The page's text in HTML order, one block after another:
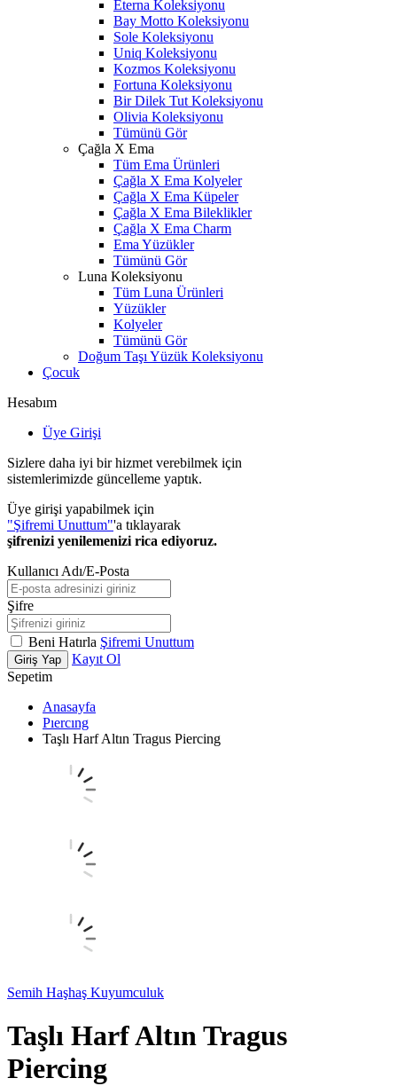
Eterna Koleksiyonu
Bay Motto Koleksiyonu
Sole Koleksiyonu
Uniq Koleksiyonu
Kozmos Koleksiyonu
Fortuna Koleksiyonu
Bir Dilek Tut Koleksiyonu
Olivia Koleksiyonu
Tümünü Gör
Çağla X Ema
Tüm Ema Ürünleri
Çağla X Ema Kolyeler
Çağla X Ema Küpeler
Çağla X Ema Bileklikler
Çağla X Ema Charm
Ema Yüzükler
Tümünü Gör
Luna Koleksiyonu
Tüm Luna Ürünleri
Yüzükler
Kolyeler
Tümünü Gör
Doğum Taşı Yüzük Koleksiyonu
Çocuk
Hesabım
Üye Girişi
Sizlere daha iyi bir hizmet verebilmek için
sistemlerimizde güncelleme yaptık.
Üye girişi yapabilmek için
"Şifremi Unuttum"'a tıklayarak
şifrenizi yenilemenizi rica ediyoruz.
Kullanıcı Adı/E-Posta
Şifre
Beni Hatırla Şifremi Unuttum
Giriş Yap
Kayıt Ol
Sepetim
Anasayfa
Pıercıng
Taşlı Harf Altın Tragus Piercing
Semih Haşhaş Kuyumculuk
Taşlı Harf Altın Tragus
Piercing